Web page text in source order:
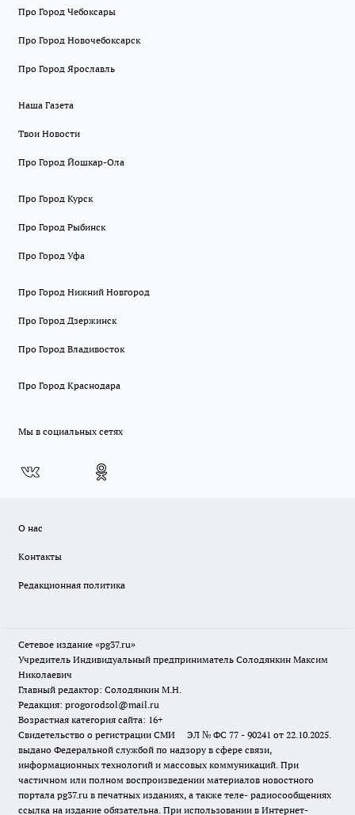
Про Город Чебоксары
Про Город Новочебоксарск
Про Город Ярославль
Наша Газета
Твои Новости
Про Город Йошкар-Ола
Про Город Курск
Про Город Рыбинск
Про Город Уфа
Про Город Нижний Новгород
Про Город Дзержинск
Про Город Владивосток
Про Город Краснодара
Мы в социальных сетях
О нас
Контакты
Редакционная политика
Сетевое издание «pg37.ru»
Учредитель Индивидуальный предприниматель Солодянкин Максим
Николаевич
Главный редактор: Солодянкин М.Н.
Редакция: progorodsol@mail.ru
Возрастная категория сайта: 16+
Свидетельство о регистрации СМИ ЭЛ № ФС 77 - 90241 от 22.10.2025.
выдано Федеральной службой по надзору в сфере связи,
информационных технологий и массовых коммуникаций. При
частичном или полном воспроизведении материалов новостного
портала pg37.ru в печатных изданиях, а также теле- радиосообщениях
ссылка на издание обязательна. При использовании в Интернет-